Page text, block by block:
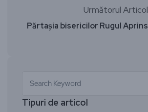
Următorul Articol
Părtașia bisericilor Rugul Aprins
Tipuri de articol